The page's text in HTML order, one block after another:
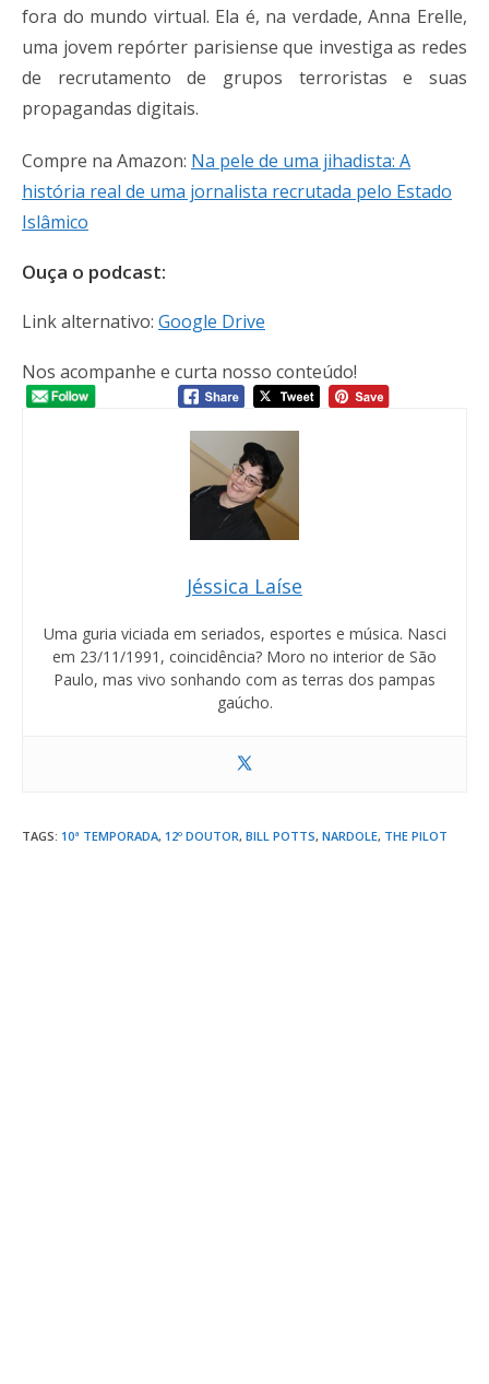
fora do mundo virtual. Ela é, na verdade, Anna Erelle,
uma jovem repórter parisiense que investiga as redes
de recrutamento de grupos terroristas e suas
propagandas digitais.
Compre na Amazon: Na pele de uma jihadista: A
história real de uma jornalista recrutada pelo Estado
Islâmico
Ouça o podcast:
Link alternativo: Google Drive
Nos acompanhe e curta nosso conteúdo!
Jéssica Laíse
Uma guria viciada em seriados, esportes e música. Nasci
em 23/11/1991, coincidência? Moro no interior de São
Paulo, mas vivo sonhando com as terras dos pampas
gaúcho.
TAGS: 10ª TEMPORADA, 12º DOUTOR, BILL POTTS, NARDOLE, THE PILOT